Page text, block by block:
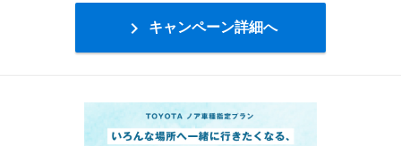
 キャンペーン詳細へ